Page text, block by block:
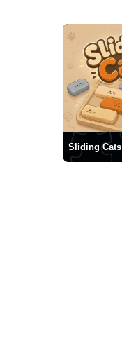
Sliding Cats